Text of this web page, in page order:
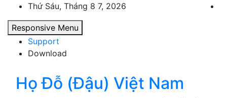
content
Thứ Sáu, Tháng 8 7, 2026
Responsive Menu
Support
Download
Họ Đỗ (Đậu) Việt Nam